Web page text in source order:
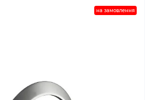
на замовлення